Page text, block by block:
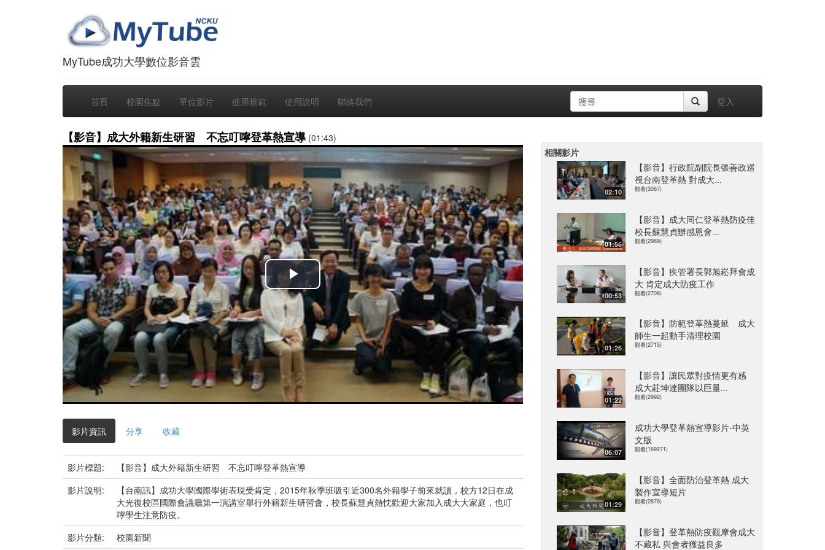
MyTube成功大學數位影音雲
首頁 校園焦點 單位影片 使用規範 使用說明 聯絡我們 登入
【影音】成大外籍新生研習 不忘叮嚀登革熱宣導 (01:43)
播
放
影
片
影片資訊 分享 收藏
影片標題:
【影音】成大外籍新生研習 不忘叮嚀登革熱宣導
影片說明:
【台南訊】成功大學國際學術表現受肯定，2015年秋季班吸引近300名外籍學子前來就讀，校方12日在成
大光復校區國際會議廳第一演講室舉行外籍新生研習會，校長蘇慧貞熱忱歡迎大家加入成大大家庭，也叮
嚀學生注意防疫。
影片分類:
校園新聞
相關影片
02:10
【影音】行政院副院長張善政巡
視台南登革熱 對成大...
觀看(3067)
01:56
【影音】成大同仁登革熱防疫佳
校長蘇慧貞辦感恩會...
觀看(2989)
00:53
【影音】疾管署長郭旭崧拜會成
大 肯定成大防疫工作
觀看(2708)
01:26
【影音】防範登革熱蔓延 成大
師生一起動手清理校園
觀看(2715)
01:22
【影音】讓民眾對疫情更有感
成大莊坤達團隊以巨量...
觀看(2992)
06:07
成功大學登革熱宣導影片-中英
文版
觀看(169271)
01:29
【影音】全面防治登革熱 成大
製作宣導短片
觀看(2876)
【影音】登革熱防疫觀摩會成大
不藏私 與會者獲益良多